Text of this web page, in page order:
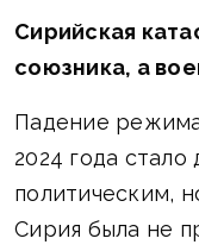
Сирийская
союзника, а
Падение
2024 года
политическим,
Сирия была не